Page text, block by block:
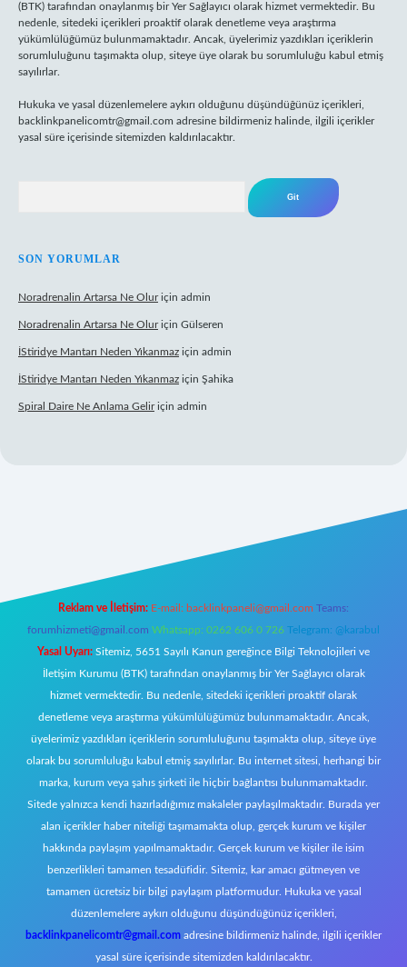
(BTK) tarafından onaylanmış bir Yer Sağlayıcı olarak hizmet vermektedir. Bu
nedenle, sitedeki içerikleri proaktif olarak denetleme veya araştırma
yükümlülüğümüz bulunmamaktadır. Ancak, üyelerimiz yazdıkları içeriklerin
sorumluluğunu taşımakta olup, siteye üye olarak bu sorumluluğu kabul etmiş
sayılırlar.
Hukuka ve yasal düzenlemelere aykırı olduğunu düşündüğünüz içerikleri,
backlinkpanelicomtr@gmail.com adresine bildirmeniz halinde, ilgili içerikler
yasal süre içerisinde sitemizden kaldırılacaktır.
SON YORUMLAR
Noradrenalin Artarsa Ne Oluriçin admin
Noradrenalin Artarsa Ne Oluriçin Gülseren
İStiridye Mantarı Neden Yıkanmaz için admin
İStiridye Mantarı Neden Yıkanmaz için Şahika
Spiral Daire Ne Anlama Geliriçin admin
Reklam ve İletişim: E-mail: backlinkpaneli@gmail.com Teams:
forumhizmeti@gmail.com Whatsapp: 0262 606 0 726 Telegram: @karabul
Yasal Uyarı: Sitemiz, 5651 Sayılı Kanun gereğince Bilgi Teknolojileri ve
İletişim Kurumu (BTK) tarafından onaylanmış bir Yer Sağlayıcı olarak
hizmet vermektedir. Bu nedenle, sitedeki içerikleri proaktif olarak
denetleme veya araştırma yükümlülüğümüz bulunmamaktadır. Ancak,
üyelerimiz yazdıkları içeriklerin sorumluluğunu taşımakta olup, siteye üye
olarak bu sorumluluğu kabul etmiş sayılırlar. Bu internet sitesi, herhangi bir
marka, kurum veya şahıs şirketi ile hiçbir bağlantısı bulunmamaktadır.
Sitede yalnızca kendi hazırladığımız makaleler paylaşılmaktadır. Burada yer
alan içerikler haber niteliği taşımamakta olup, gerçek kurum ve kişiler
hakkında paylaşım yapılmamaktadır. Gerçek kurum ve kişiler ile isim
benzerlikleri tamamen tesadüfidir. Sitemiz, kar amacı gütmeyen ve
tamamen ücretsiz bir bilgi paylaşım platformudur. Hukuka ve yasal
düzenlemelere aykırı olduğunu düşündüğünüz içerikleri,
backlinkpanelicomtr@gmail.com adresine bildirmeniz halinde, ilgili içerikler
yasal süre içerisinde sitemizden kaldırılacaktır.